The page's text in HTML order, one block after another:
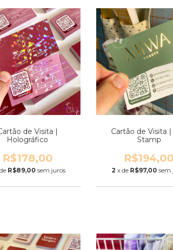
de Visita |
Holográfico
R$178,00
R$89,00 sem juros
Cartão de Visita
Stamp
R$194,00
2 x de R$97,00 sem